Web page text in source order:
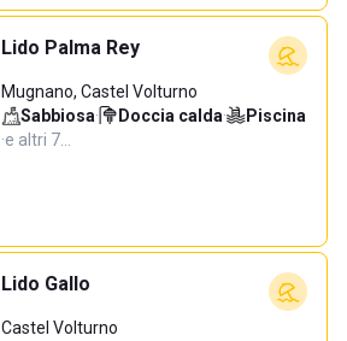
Lido Palma Rey
Mugnano, Castel Volturno
Sabbiosa· Doccia calda·
Piscina
·e altri 7…
Lido Gallo
Castel Volturno